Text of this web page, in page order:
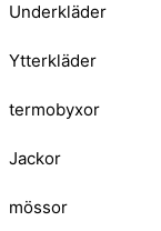
Underkläder
Ytterkläder
termobyxor
Jackor
mössor